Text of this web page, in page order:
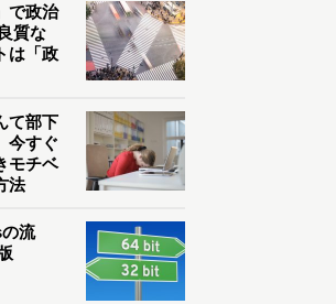
で政治
質な
は「政
て部下
今すぐ
モチベ
法
流